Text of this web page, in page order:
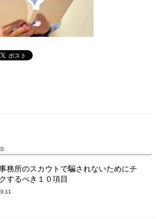
務所のスカウトで騙されないためにチ
するべき１０項目